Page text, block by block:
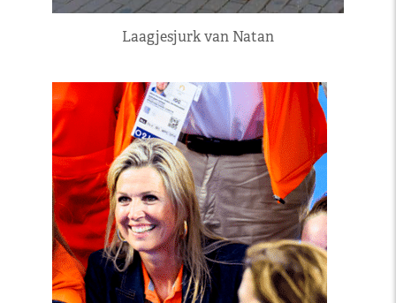
Laagjesjurk van Natan